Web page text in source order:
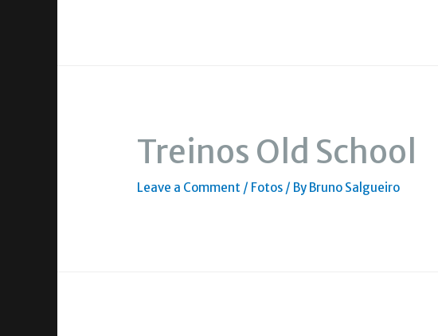
Treinos Old School
Leave a Comment / Fotos / By Bruno Salgueiro